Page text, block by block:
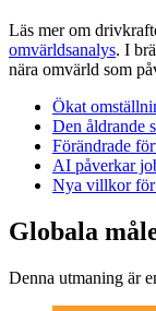
Läs mer om
omvärldsanalys. I
nära omvärld som
Ökat
Den åldrande
Förändrade
AI påverkar
Nya villkor
Globala
Denna utmaning är